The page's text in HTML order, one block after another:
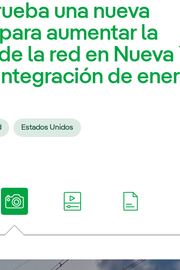
una nueva
aumentar la
la red en Nueva
de
Estados Unidos